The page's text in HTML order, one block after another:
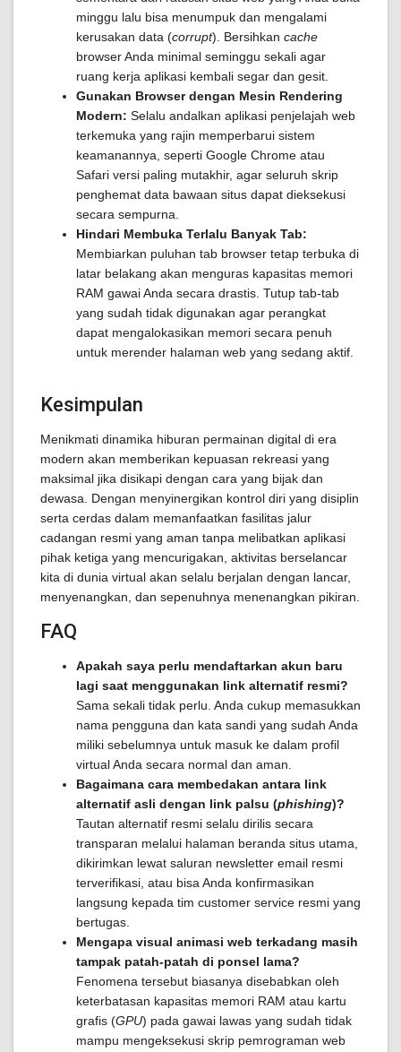
minggu lalu bisa menumpuk dan mengalami
kerusakan data (corrupt). Bersihkan cache
browser Anda minimal seminggu sekali agar
ruang kerja aplikasi kembali segar dan gesit.
Gunakan Browser dengan Mesin Rendering
Modern: Selalu andalkan aplikasi penjelajah web
terkemuka yang rajin memperbarui sistem
keamanannya, seperti Google Chrome atau
Safari versi paling mutakhir, agar seluruh skrip
penghemat data bawaan situs dapat dieksekusi
secara sempurna.
Hindari Membuka Terlalu Banyak Tab:
Membiarkan puluhan tab browser tetap terbuka di
latar belakang akan menguras kapasitas memori
RAM gawai Anda secara drastis. Tutup tab-tab
yang sudah tidak digunakan agar perangkat
dapat mengalokasikan memori secara penuh
untuk merender halaman web yang sedang aktif.
Kesimpulan
Menikmati dinamika hiburan permainan digital di era
modern akan memberikan kepuasan rekreasi yang
maksimal jika disikapi dengan cara yang bijak dan
dewasa. Dengan menyinergikan kontrol diri yang disiplin
serta cerdas dalam memanfaatkan fasilitas jalur
cadangan resmi yang aman tanpa melibatkan aplikasi
pihak ketiga yang mencurigakan, aktivitas berselancar
kita di dunia virtual akan selalu berjalan dengan lancar,
menyenangkan, dan sepenuhnya menenangkan pikiran.
FAQ
Apakah saya perlu mendaftarkan akun baru
lagi saat menggunakan link alternatif resmi?
Sama sekali tidak perlu. Anda cukup memasukkan
nama pengguna dan kata sandi yang sudah Anda
miliki sebelumnya untuk masuk ke dalam profil
virtual Anda secara normal dan aman.
Bagaimana cara membedakan antara link
alternatif asli dengan link palsu (phishing)?
Tautan alternatif resmi selalu dirilis secara
transparan melalui halaman beranda situs utama,
dikirimkan lewat saluran newsletter email resmi
terverifikasi, atau bisa Anda konfirmasikan
langsung kepada tim customer service resmi yang
bertugas.
Mengapa visual animasi web terkadang masih
tampak patah-patah di ponsel lama?
Fenomena tersebut biasanya disebabkan oleh
keterbatasan kapasitas memori RAM atau kartu
grafis (GPU) pada gawai lawas yang sudah tidak
mampu mengeksekusi skrip pemrograman web